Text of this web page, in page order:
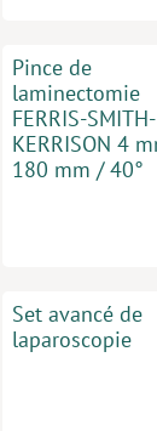
Pince de
laminectomie
FERRIS-SMITH-
KERRISON 4
180 mm / 40°
Set avancé de
laparoscopie